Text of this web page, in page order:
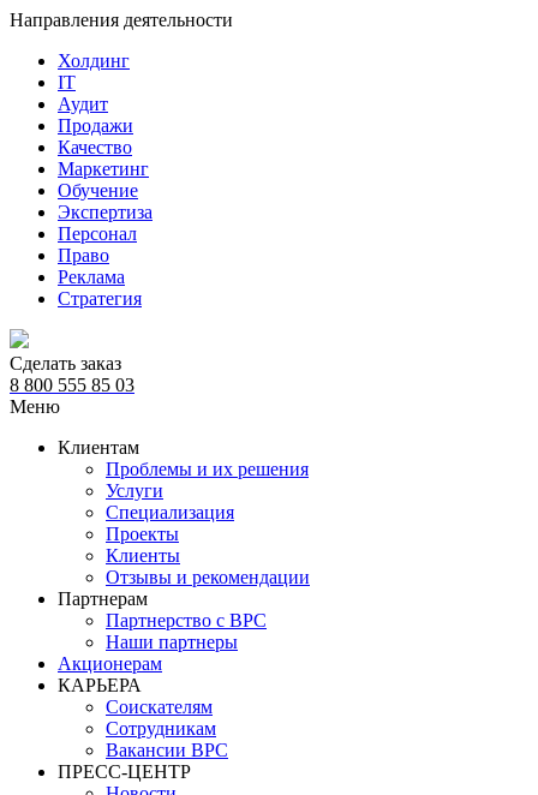
Направления деятельности
Холдинг
IT
Аудит
Продажи
Качество
Маркетинг
Обучение
Экспертиза
Персонал
Право
Реклама
Стратегия
Сделать заказ
8 800 555 85 03
Меню
Клиентам
Проблемы и их решения
Услуги
Специализация
Проекты
Клиенты
Отзывы и рекомендации
Партнерам
Партнерство с BPC
Наши партнеры
Акционерам
КАРЬЕРА
Соискателям
Сотрудникам
Вакансии BPC
ПРЕСС-ЦЕНТР